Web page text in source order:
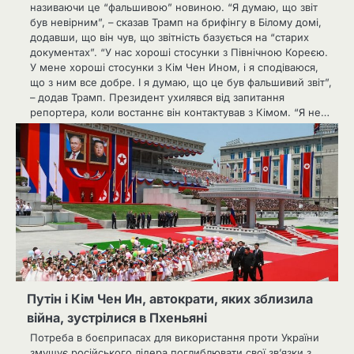
називаючи це “фальшивою” новиною. “Я думаю, що звіт
був невірним”, – сказав Трамп на брифінгу в Білому домі,
додавши, що він чув, що звітність базується на “старих
документах”. “У нас хороші стосунки з Північною Кореєю.
У мене хороші стосунки з Кім Чен Ином, і я сподіваюся,
що з ним все добре. І я думаю, що це був фальшивий звіт”,
– додав Трамп. Президент ухилявся від запитання
репортера, коли востаннє він контактував з Кімом. “Я не…
Путін і Кім Чен Ин, автократи, яких зблизила
війна, зустрілися в Пхеньяні
Потреба в боєприпасах для використання проти України